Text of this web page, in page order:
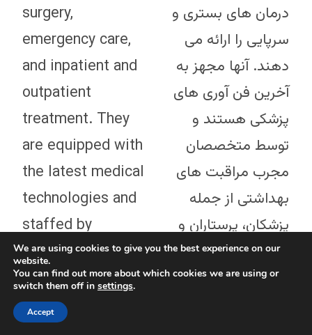
surgery,
emergency care,
and inpatient and
outpatient
treatment. They
are equipped with
the latest medical
technologies and
staffed by
experienced
healthcare
professionals,
درمان های بستری و
سرپایی را ارائه می
دهند. آنها مجهز به
آخرین فن آوری های
پزشکی هستند و
توسط متخصصان
مجرب مراقبت های
بهداشتی از جمله
پزشکان، پرستاران و
سایر متخصصان کار
می کنند.
We are using cookies to give you the best experience on our
website.
You can find out more about which cookies we are using or
switch them off in settings.
Accept